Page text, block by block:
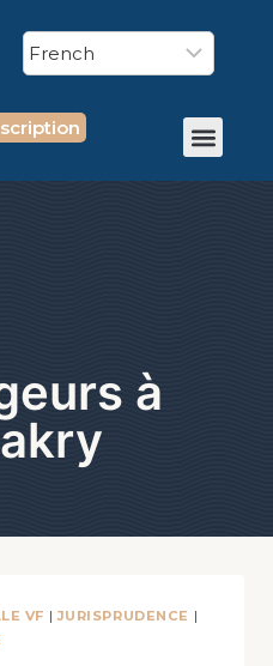
à
VF |JURISPRUDENCE |